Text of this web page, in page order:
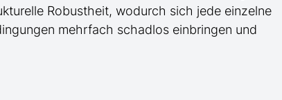
Robustheit, wodurch sich jede einzelne
mehrfach schadlos einbringen und